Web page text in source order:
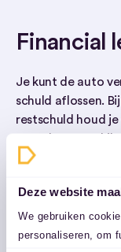
Deze website
We gebruiken
personaliseren, om
Financial
Je kunt de auto
schuld aflossen.
restschuld houd
Wat zijn